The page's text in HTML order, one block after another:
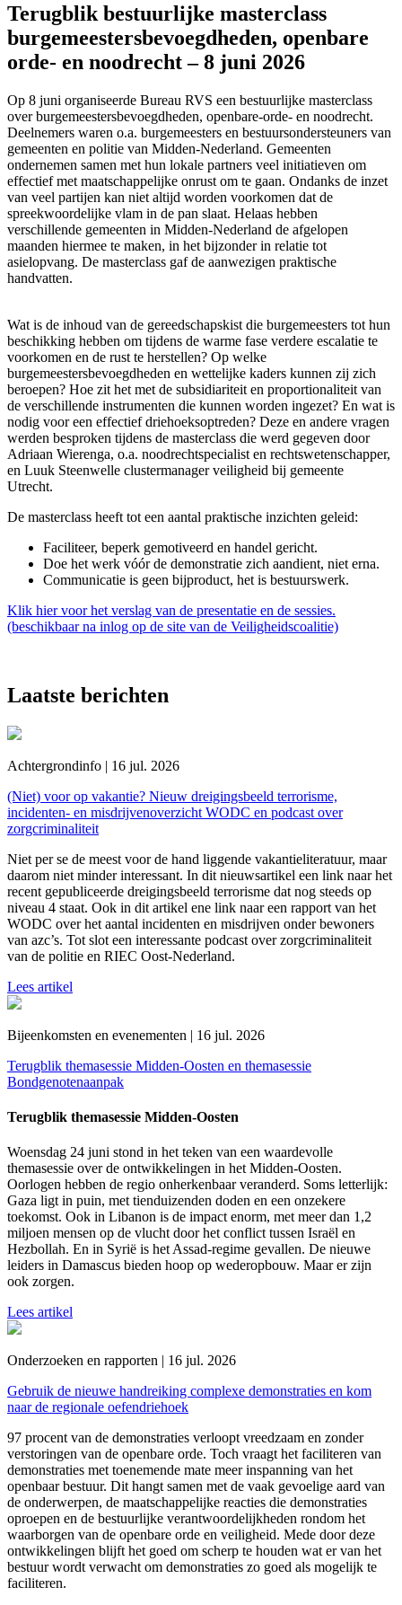
Terugblik bestuurlijke masterclass
burgemeestersbevoegdheden, openbare
orde- en noodrecht – 8 juni 2026
Op 8 juni organiseerde Bureau RVS een bestuurlijke masterclass
over burgemeestersbevoegdheden, openbare-orde- en noodrecht.
Deelnemers waren o.a. burgemeesters en bestuursondersteuners van
gemeenten en politie van Midden-Nederland. Gemeenten
ondernemen samen met hun lokale partners veel initiatieven om
effectief met maatschappelijke onrust om te gaan. Ondanks de inzet
van veel partijen kan niet altijd worden voorkomen dat de
spreekwoordelijke vlam in de pan slaat. Helaas hebben
verschillende gemeenten in Midden-Nederland de afgelopen
maanden hiermee te maken, in het bijzonder in relatie tot
asielopvang. De masterclass gaf de aanwezigen praktische
handvatten.
Wat is de inhoud van de gereedschapskist die burgemeesters tot hun
beschikking hebben om tijdens de warme fase verdere escalatie te
voorkomen en de rust te herstellen? Op welke
burgemeestersbevoegdheden en wettelijke kaders kunnen zij zich
beroepen? Hoe zit het met de subsidiariteit en proportionaliteit van
de verschillende instrumenten die kunnen worden ingezet? En wat is
nodig voor een effectief driehoeksoptreden? Deze en andere vragen
werden besproken tijdens de masterclass die werd gegeven door
Adriaan Wierenga, o.a. noodrechtspecialist en rechtswetenschapper,
en Luuk Steenwelle clustermanager veiligheid bij gemeente
Utrecht.
De masterclass heeft tot een aantal praktische inzichten geleid:
Faciliteer, beperk gemotiveerd en handel gericht.
Doe het werk vóór de demonstratie zich aandient, niet erna.
Communicatie is geen bijproduct, het is bestuurswerk.
Klik hier voor het verslag van de presentatie en de sessies.
(beschikbaar na inlog op de site van de Veiligheidscoalitie)
Laatste berichten
Achtergrondinfo | 16 jul. 2026
(Niet) voor op vakantie? Nieuw dreigingsbeeld terrorisme,
incidenten- en misdrijvenoverzicht WODC en podcast over
zorgcriminaliteit
Niet per se de meest voor de hand liggende vakantieliteratuur, maar
daarom niet minder interessant. In dit nieuwsartikel een link naar het
recent gepubliceerde dreigingsbeeld terrorisme dat nog steeds op
niveau 4 staat. Ook in dit artikel ene link naar een rapport van het
WODC over het aantal incidenten en misdrijven onder bewoners
van azc’s. Tot slot een interessante podcast over zorgcriminaliteit
van de politie en RIEC Oost-Nederland.
Lees artikel
Bijeenkomsten en evenementen | 16 jul. 2026
Terugblik themasessie Midden-Oosten en themasessie
Bondgenotenaanpak
Terugblik themasessie Midden-Oosten
Woensdag 24 juni stond in het teken van een waardevolle
themasessie over de ontwikkelingen in het Midden-Oosten.
Oorlogen hebben de regio onherkenbaar veranderd. Soms letterlijk:
Gaza ligt in puin, met tienduizenden doden en een onzekere
toekomst. Ook in Libanon is de impact enorm, met meer dan 1,2
miljoen mensen op de vlucht door het conflict tussen Israël en
Hezbollah. En in Syrië is het Assad-regime gevallen. De nieuwe
leiders in Damascus bieden hoop op wederopbouw. Maar er zijn
ook zorgen.
Lees artikel
Onderzoeken en rapporten | 16 jul. 2026
Gebruik de nieuwe handreiking complexe demonstraties en kom
naar de regionale oefendriehoek
97 procent van de demonstraties verloopt vreedzaam en zonder
verstoringen van de openbare orde. Toch vraagt het faciliteren van
demonstraties met toenemende mate meer inspanning van het
openbaar bestuur. Dit hangt samen met de vaak gevoelige aard van
de onderwerpen, de maatschappelijke reacties die demonstraties
oproepen en de bestuurlijke verantwoordelijkheden rondom het
waarborgen van de openbare orde en veiligheid. Mede door deze
ontwikkelingen blijft het goed om scherp te houden wat er van het
bestuur wordt verwacht om demonstraties zo goed als mogelijk te
faciliteren.